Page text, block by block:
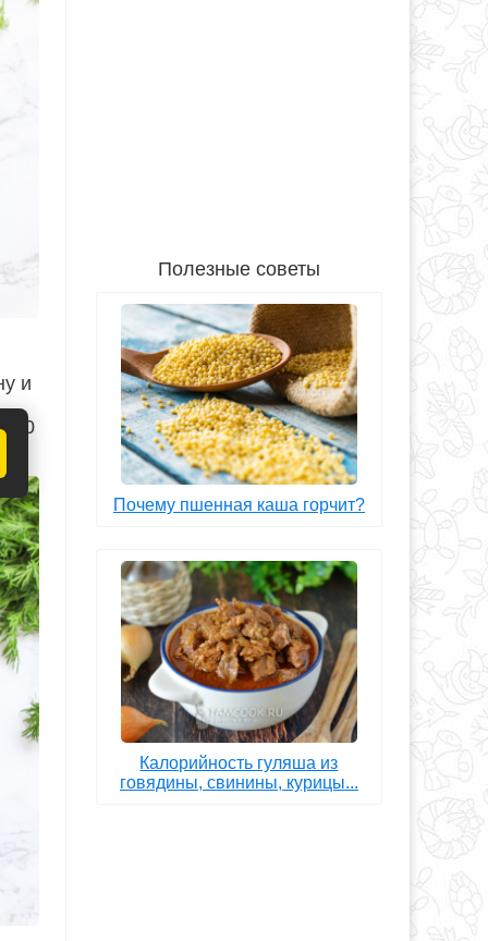
и
10
Полезные советы
Почему пшенная каша горчит?
Калорийность гуляша из
говядины, свинины, курицы...